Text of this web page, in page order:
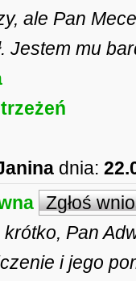
ale Pan
Jestem mu
dnia:
Zgłoś
krótko, Pan
i jego